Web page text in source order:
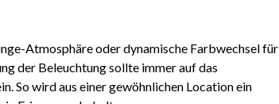
Atmosphäre oder dynamische Farbwechsel für
der Beleuchtung sollte immer auf das
So wird aus einer gewöhnlichen Location ein